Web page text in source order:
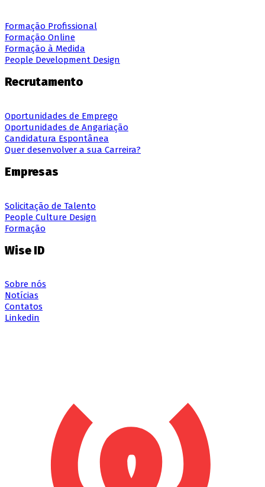
Formação Profissional
Formação Online
Formação à Medida
People Development Design
Recrutamento
Oportunidades de Emprego
Oportunidades de Angariação
Candidatura Espontânea
Quer desenvolver a sua Carreira?
Empresas
Solicitação de Talento
People Culture Design
Formação
Wise ID
Sobre nós
Notícias
Contatos
Linkedin